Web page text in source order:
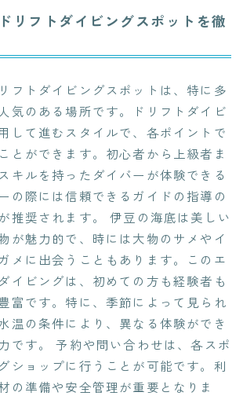
リフトダイビングスポットを徹
フトダイビングスポットは、特に多
気のある場所です。ドリフトダイビ
して進むスタイルで、各ポイントで
とができます。初心者から上級者ま
キルを持ったダイバーが体験できる
の際には信頼できるガイドの指導の
推奨されます。 伊豆の海底は美しい
が魅力的で、時には大物のサメやイ
メに出会うこともあります。このエ
イビングは、初めての方も経験者も
富です。特に、季節によって見られ
温の条件により、異なる体験ができ
です。 予約や問い合わせは、各スポ
ショップに行うことが可能です。利
の準備や安全管理が重要となりま